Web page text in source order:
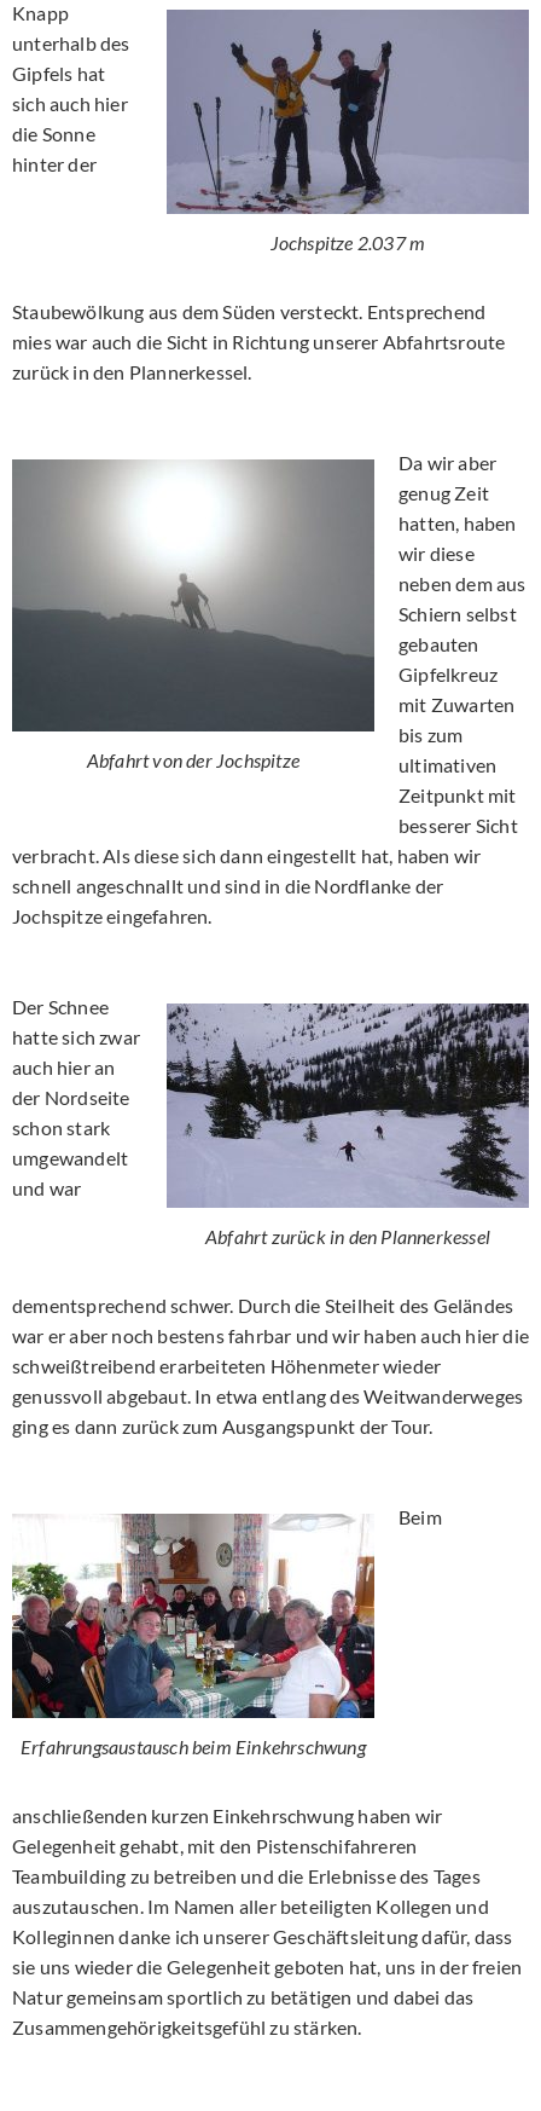
Jochspitze 2.037 m
Knapp
unterhalb des
Gipfels hat
sich auch hier
die Sonne
hinter der
Staubewölkung aus dem Süden versteckt. Entsprechend
mies war auch die Sicht in Richtung unserer Abfahrtsroute
zurück in den Plannerkessel.
Abfahrt von der Jochspitze
Da wir aber
genug Zeit
hatten, haben
wir diese
neben dem aus
Schiern selbst
gebauten
Gipfelkreuz
mit Zuwarten
bis zum
ultimativen
Zeitpunkt mit
besserer Sicht
verbracht. Als diese sich dann eingestellt hat, haben wir
schnell angeschnallt und sind in die Nordflanke der
Jochspitze eingefahren.
Abfahrt zurück in den Plannerkessel
Der Schnee
hatte sich zwar
auch hier an
der Nordseite
schon stark
umgewandelt
und war
dementsprechend schwer. Durch die Steilheit des Geländes
war er aber noch bestens fahrbar und wir haben auch hier die
schweißtreibend erarbeiteten Höhenmeter wieder
genussvoll abgebaut. In etwa entlang des Weitwanderweges
ging es dann zurück zum Ausgangspunkt der Tour.
Erfahrungsaustausch beim Einkehrschwung
Beim
anschließenden kurzen Einkehrschwung haben wir
Gelegenheit gehabt, mit den Pistenschifahreren
Teambuilding zu betreiben und die Erlebnisse des Tages
auszutauschen. Im Namen aller beteiligten Kollegen und
Kolleginnen danke ich unserer Geschäftsleitung dafür, dass
sie uns wieder die Gelegenheit geboten hat, uns in der freien
Natur gemeinsam sportlich zu betätigen und dabei das
Zusammengehörigkeitsgefühl zu stärken.